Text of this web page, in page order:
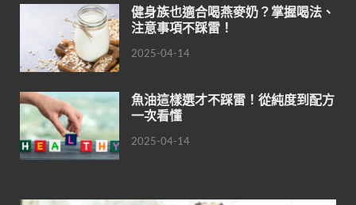
健身族也適合喝燕麥奶？掌握喝法、
注意事項不踩雷！
2025-04-14
魚油這樣選才不踩雷！從純度到配方
一次看懂
2025-04-14